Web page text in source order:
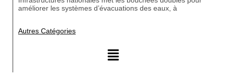
améliorer les systèmes d’évacuations des eaux, à
Autres Catégories